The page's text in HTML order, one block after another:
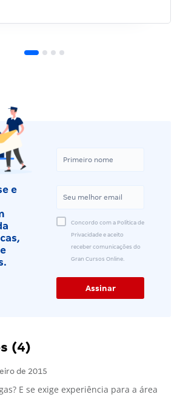
e
Concordo com a Política de
Privacidade e aceito
receber comunicações do
Gran Cursos Online.
(4)
de 2015
E se exige experiência para a área